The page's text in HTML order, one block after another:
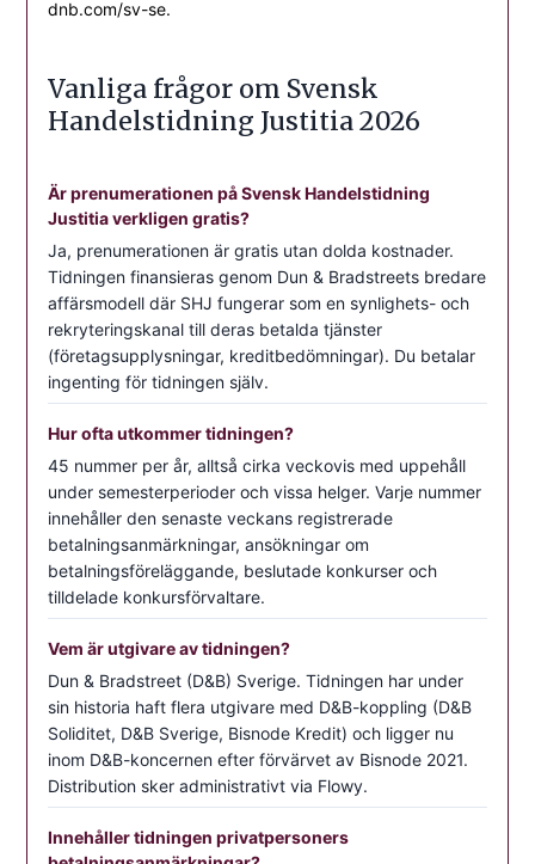
dnb.com/sv-se.
Vanliga frågor om Svensk
Handelstidning Justitia 2026
Är prenumerationen på Svensk Handelstidning
Justitia verkligen gratis?
Ja, prenumerationen är gratis utan dolda kostnader.
Tidningen finansieras genom Dun & Bradstreets bredare
affärsmodell där SHJ fungerar som en synlighets- och
rekryteringskanal till deras betalda tjänster
(företagsupplysningar, kreditbedömningar). Du betalar
ingenting för tidningen själv.
Hur ofta utkommer tidningen?
45 nummer per år, alltså cirka veckovis med uppehåll
under semesterperioder och vissa helger. Varje nummer
innehåller den senaste veckans registrerade
betalningsanmärkningar, ansökningar om
betalningsföreläggande, beslutade konkurser och
tilldelade konkursförvaltare.
Vem är utgivare av tidningen?
Dun & Bradstreet (D&B) Sverige. Tidningen har under
sin historia haft flera utgivare med D&B-koppling (D&B
Soliditet, D&B Sverige, Bisnode Kredit) och ligger nu
inom D&B-koncernen efter förvärvet av Bisnode 2021.
Distribution sker administrativt via Flowy.
Innehåller tidningen privatpersoners